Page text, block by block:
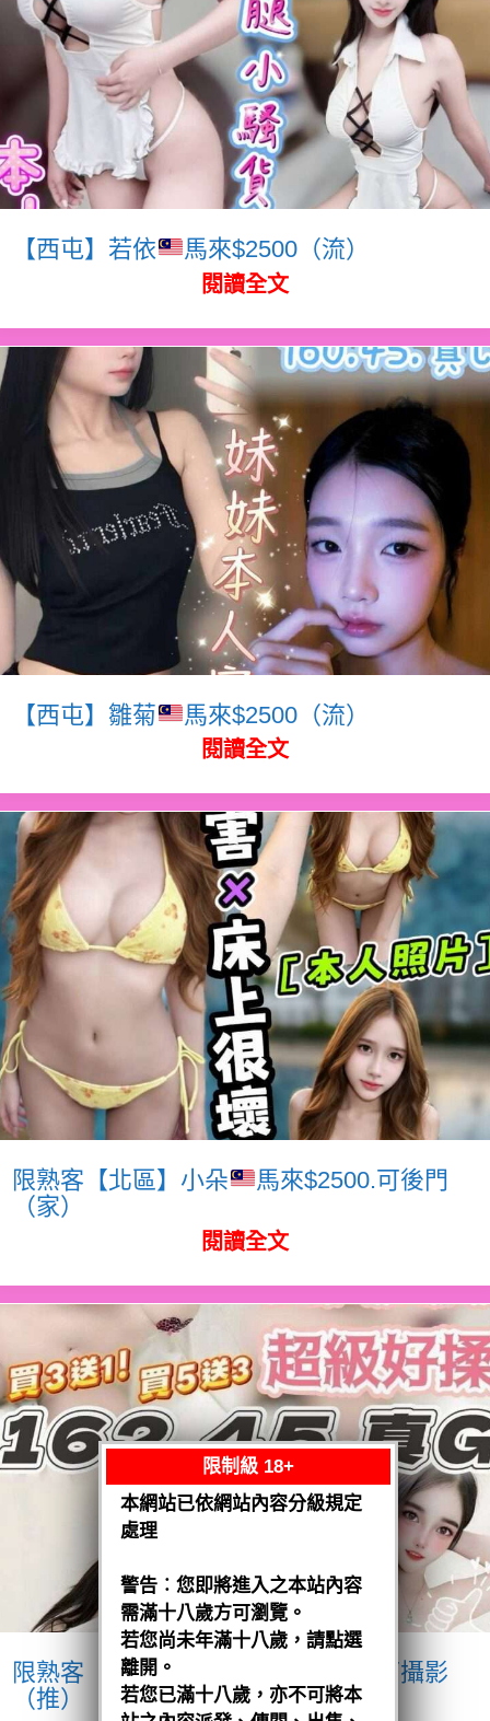
【西屯】若依 馬來$2500（流）
閱讀全文
【西屯】雛菊 馬來$2500（流）
閱讀全文
限熟客【北區】小朵
馬來$2500.可後門
（家）
閱讀全文
限熟客【沙鹿】優格
越南$3200.可攝影
（推）
限制級 18+
本網站已依網站內容分級規定
處理
警告︰您即將進入之本站內容
需滿十八歲方可瀏覽。
若您尚未年滿十八歲，請點選
離開。
若您已滿十八歲，亦不可將本